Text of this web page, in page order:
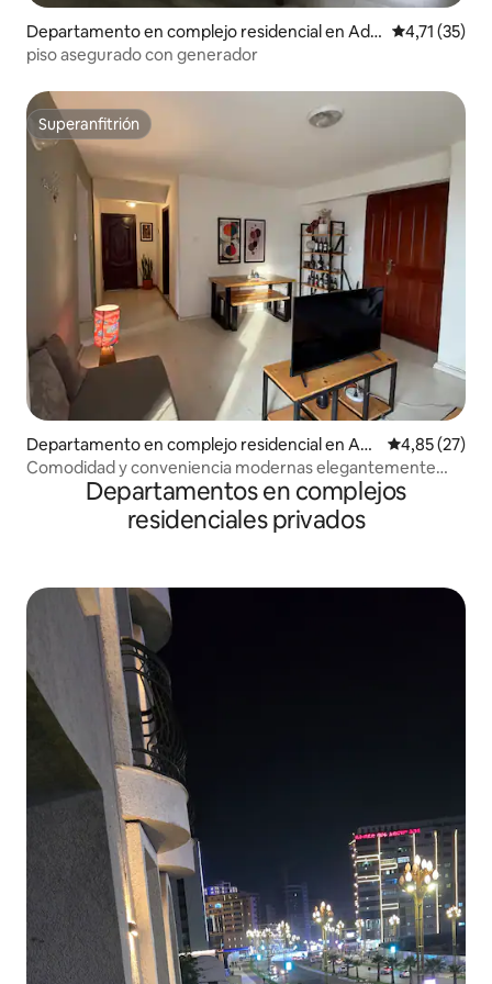
Departamento en complejo residencial en Addi
s Ababa
Calificación
4,71 (35)
piso asegurado con generador
Superanfitrión
Superanfitrión
Departamento en complejo residencial en Ad
dis Ababa
Calificación
4,85 (27)
Comodidad y conveniencia modernas elegantemente
equipadasDepartamentos en complejos
residenciales privados